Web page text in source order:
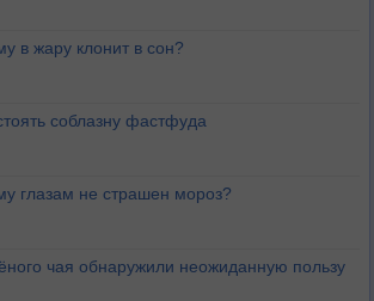
в жару клонит в сон?
соблазну фастфуда
глазам не страшен мороз?
чая обнаружили неожиданную пользу